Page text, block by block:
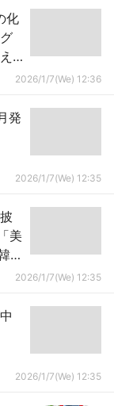
化
2026/1/7(We) 12:36
発
2026/1/7(We) 12:35
美
国
2026/1/7(We) 12:35
2026/1/7(We) 12:35